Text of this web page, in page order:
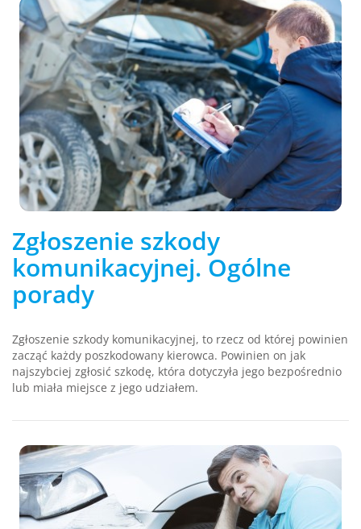
Zgłoszenie szkody
komunikacyjnej. Ogólne
porady
Zgłoszenie szkody komunikacyjnej, to rzecz od której powinien
zacząć każdy poszkodowany kierowca. Powinien on jak
najszybciej zgłosić szkodę, która dotyczyła jego bezpośrednio
lub miała miejsce z jego udziałem.